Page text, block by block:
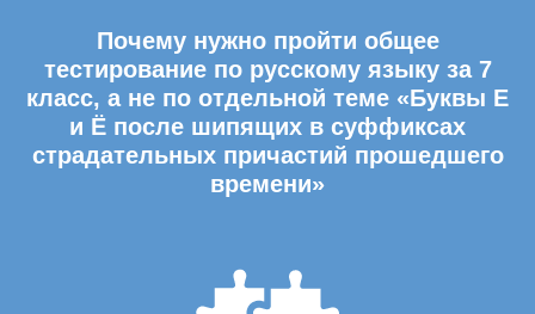
Почему нужно пройти общее
тестирование по русскому языку за 7
класс, а не по отдельной теме «Буквы Е
и Ё после шипящих в суффиксах
страдательных причастий прошедшего
времени»